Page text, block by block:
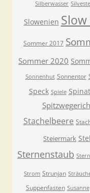
Silberwasser
Slowenien
Sommer 2017
Sommer 2020
Sonnenhut Sonnentor
Speck Spiele Spinat
Spitzwegerich
Stachelbeere
Steiermark
Sternenstaub
Strom Strunjan
Suppenfasten Susanne